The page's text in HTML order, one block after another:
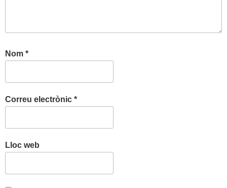
Nom *
Correu electrònic *
Lloc web